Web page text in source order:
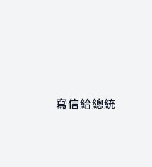
寫信給總統